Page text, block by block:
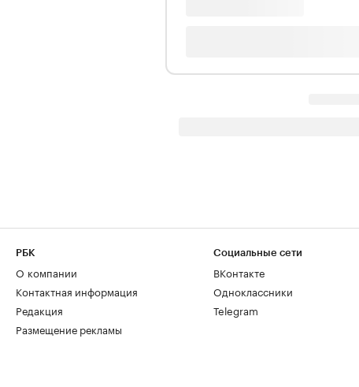
РБК
О компании
Контактная информация
Редакция
Размещение рекламы
Социальные сети
ВКонтакте
Одноклассники
Telegram